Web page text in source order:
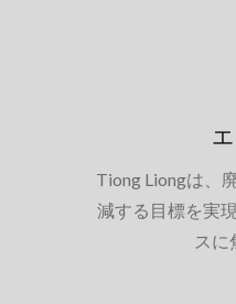
Tiong Liongは、
減する目標を実
スに